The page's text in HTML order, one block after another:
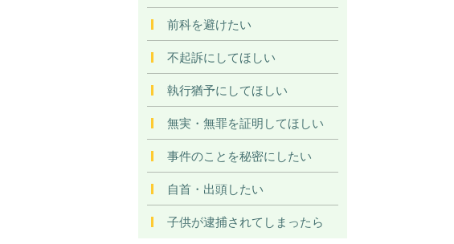
前科を避けたい
不起訴にしてほしい
執行猶予にしてほしい
無実・無罪を証明してほしい
事件のことを秘密にしたい
自首・出頭したい
子供が逮捕されてしまったら